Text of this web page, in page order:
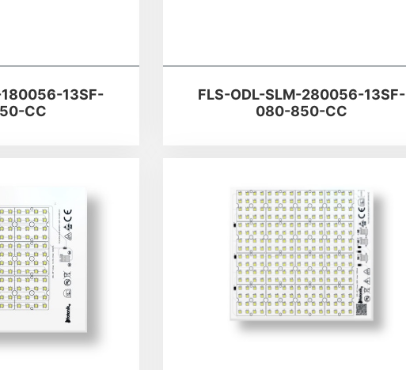
180056-13SF-
CC
FLS-ODL-SLM-280056-13SF-
080-850-CC